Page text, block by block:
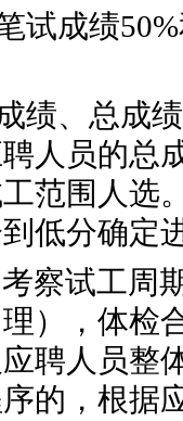
试成绩
绩、总成
人员的总
范围人选
低分确定
考察试工周
），体检
聘人员整
的，根据